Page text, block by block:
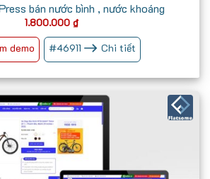
bán nước bình , nước khoáng
1.800.000 ₫
demo #46911 Chi tiết